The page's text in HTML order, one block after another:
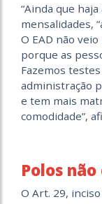
“Ainda que
mensalidades,
O EAD não
porque as
Fazemos
administração
e tem mais
comodidade”,
Polos
O Art. 29,